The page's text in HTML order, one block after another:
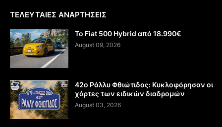
ΤΕΛΕΥΤΑΙΕΣ ΑΝΑΡΤΗΣΕΙΣ
Το Fiat 500 Hybrid από 18.990€
August 09, 2026
42ο Ράλλυ Φθιώτιδος: Κυκλοφόρησαν οι
χάρτες των ειδικών διαδρομών
August 03, 2026